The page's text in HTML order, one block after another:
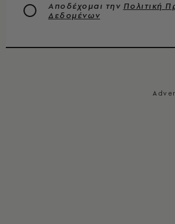
Αποδέχομαι την Πολιτική
Δεδομένων